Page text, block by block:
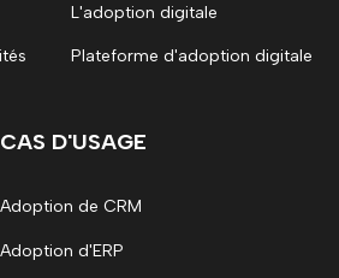
L'adoption digitale
Plateforme d'adoption digitale
CAS D'USAGE
Adoption de CRM
Adoption d'ERP